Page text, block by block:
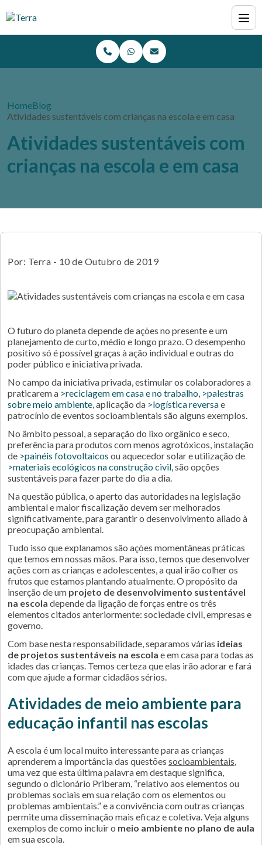
HomeBlog
Atividades sustentáveis com crianças na escola e em casa
Atividades sustentáveis com
crianças na escola e em casa
Por: Terra - 10 de Outubro de 2019
O futuro do planeta depende de ações no presente e um
planejamento de curto, médio e longo prazo. O desempenho
positivo só é possível graças à ação individual e outras do
poder público e iniciativa privada.
No campo da iniciativa privada, estimular os colaboradores a
praticarem a >reciclagem em casa e no trabalho, >palestras
sobre meio ambiente, aplicação da >logística reversae
patrocínio de eventos socioambientais são alguns exemplos.
No âmbito pessoal, a separação do lixo orgânico e seco,
preferência para produtos com menos agrotóxicos, instalação
de >painéis fotovoltaicos ou aquecedor solar e utilização de
>materiais ecológicos na construção civil, são opções
sustentáveis para fazer parte do dia a dia.
Na questão pública, o aperto das autoridades na legislação
ambiental e maior fiscalização devem ser melhorados
significativamente, para garantir o desenvolvimento aliado à
preocupação ambiental.
Tudo isso que explanamos são ações momentâneas práticas
que temos em nossas mãos. Para isso, temos que desenvolver
ações com as crianças e adolescentes, a qual irão colher os
frutos que estamos plantando atualmente. O propósito da
inserção de um projeto de desenvolvimento sustentável
na escola depende da ligação de forças entre os três
elementos citados anteriormente: sociedade civil, empresas e
governo.
Com base nesta responsabilidade, separamos várias ideias
de projetos sustentáveis na escola e em casa para todas as
idades das crianças. Temos certeza que elas irão adorar e fará
com que ajude a formar cidadãos sérios.
Atividades de meio ambiente para
educação infantil nas escolas
A escola é um local muito interessante para as crianças
aprenderem a importância das questões socioambientais,
uma vez que esta última palavra em destaque significa,
segundo o dicionário Priberam, “relativo aos elementos ou
problemas sociais em sua relação com os elementos ou
problemas ambientais.” e a convivência com outras crianças
permite uma disseminação mais eficaz e coletiva. Veja alguns
exemplos de como incluir o meio ambiente no plano de aula
em sua escola.